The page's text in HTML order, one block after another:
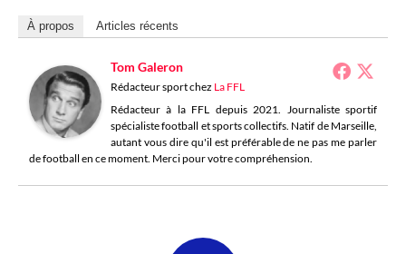
À propos Articles récents
Tom Galeron
Rédacteur sportchez La FFL
Rédacteur à la FFL depuis 2021. Journaliste sportif
spécialiste football et sports collectifs. Natif de Marseille,
autant vous dire qu'il est préférable de ne pas me parler
de football en ce moment. Merci pour votre compréhension.